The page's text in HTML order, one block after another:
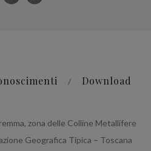
Download
zona delle Colline Metallifere
Geografica Tipica – Toscana